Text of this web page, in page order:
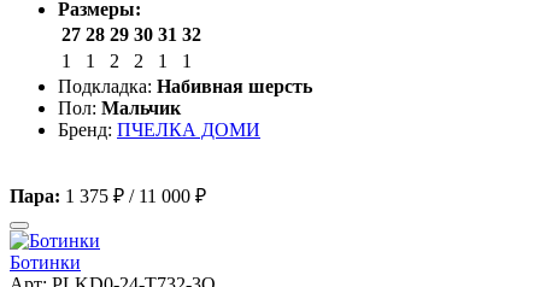
Размеры:
27 28 29 30 31 32
1
1 2 2 1
1
Подкладка: Набивная шерсть
Пол: Мальчик
Бренд: ПЧЕЛКА ДОМИ
Пара: 1 375 ₽ / 11 000 ₽
Ботинки